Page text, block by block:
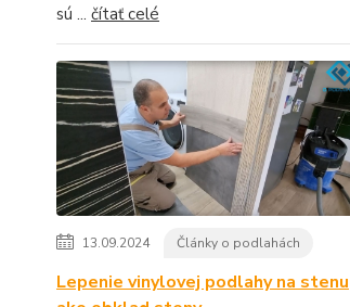
sú ... čítať celé
13.09.2024 Články o podlahách
Lepenie vinylovej podlahy na stenu